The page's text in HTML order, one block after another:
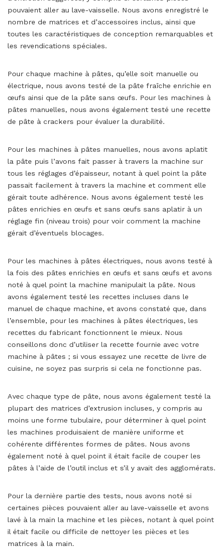
pouvaient aller au lave-vaisselle. Nous avons enregistré le
nombre de matrices et d’accessoires inclus, ainsi que
toutes les caractéristiques de conception remarquables et
les revendications spéciales.
Pour chaque machine à pâtes, qu’elle soit manuelle ou
électrique, nous avons testé de la pâte fraîche enrichie en
œufs ainsi que de la pâte sans œufs. Pour les machines à
pâtes manuelles, nous avons également testé une recette
de pâte à crackers pour évaluer la durabilité.
Pour les machines à pâtes manuelles, nous avons aplatit
la pâte puis l’avons fait passer à travers la machine sur
tous les réglages d’épaisseur, notant à quel point la pâte
passait facilement à travers la machine et comment elle
gérait toute adhérence. Nous avons également testé les
pâtes enrichies en œufs et sans œufs sans aplatir à un
réglage fin (niveau trois) pour voir comment la machine
gérait d’éventuels blocages.
Pour les machines à pâtes électriques, nous avons testé à
la fois des pâtes enrichies en œufs et sans œufs et avons
noté à quel point la machine manipulait la pâte. Nous
avons également testé les recettes incluses dans le
manuel de chaque machine, et avons constaté que, dans
l’ensemble, pour les machines à pâtes électriques, les
recettes du fabricant fonctionnent le mieux. Nous
conseillons donc d’utiliser la recette fournie avec votre
machine à pâtes ; si vous essayez une recette de livre de
cuisine, ne soyez pas surpris si cela ne fonctionne pas.
Avec chaque type de pâte, nous avons également testé la
plupart des matrices d’extrusion incluses, y compris au
moins une forme tubulaire, pour déterminer à quel point
les machines produisaient de manière uniforme et
cohérente différentes formes de pâtes. Nous avons
également noté à quel point il était facile de couper les
pâtes à l’aide de l’outil inclus et s’il y avait des agglomérats.
Pour la dernière partie des tests, nous avons noté si
certaines pièces pouvaient aller au lave-vaisselle et avons
lavé à la main la machine et les pièces, notant à quel point
il était facile ou difficile de nettoyer les pièces et les
matrices à la main.